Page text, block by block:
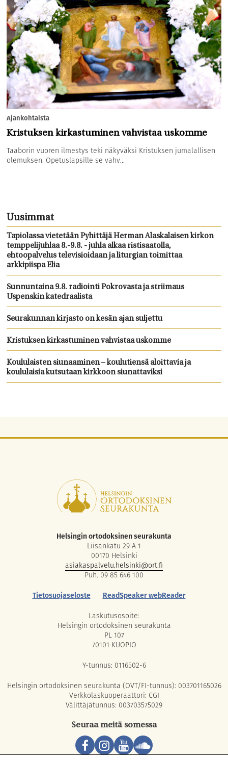
Ajankohtaista
Kristuksen kirkastuminen vahvistaa uskomme
Taaborin vuoren ilmestys teki näkyväksi Kristuksen jumalallisen
olemuksen. Opetuslapsille se vahv...
Uusimmat
Tapiolassa vietetään Pyhittäjä Herman Alaskalaisen kirkon
temppelijuhlaa 8.-9.8. - juhla alkaa ristisaatolla,
ehtoopalvelus televisioidaan ja liturgian toimittaa
arkkipiispa Elia
Sunnuntaina 9.8. radiointi Pokrovasta ja striimaus
Uspenskin katedraalista
Seurakunnan kirjasto on kesän ajan suljettu
Kristuksen kirkastuminen vahvistaa uskomme
Koululaisten siunaaminen – koulutiensä aloittavia ja
koululaisia kutsutaan kirkkoon siunattaviksi
Helsingin ortodoksinen seurakunta
Liisankatu 29 A 1
00170 Helsinki
asiakaspalvelu.helsinki@ort.fi
Puh. 09 85 646 100
Tietosuojaseloste
ReadSpeaker webReader
Laskutusosoite:
Helsingin ortodoksinen seurakunta
PL 107
70101 KUOPIO
Y-tunnus: 0116502-6
Helsingin ortodoksinen seurakunta (OVT/FI-tunnus): 003701165026
Verkkolaskuoperaattori: CGI
Välittäjätunnus: 003703575029
Seuraa meitä somessa